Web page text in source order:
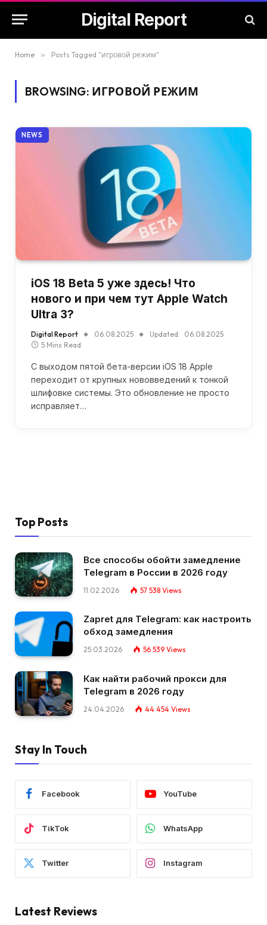
Digital Report
Home » Posts Tagged "игровой режим"
BROWSING: ИГРОВОЙ РЕЖИМ
NEWS
iOS 18 Beta 5 уже здесь! Что
нового и при чем тут Apple Watch
Ultra 3?
Digital Report 06.08.2025 Updated: 06.08.2025
5 Mins Read
С выходом пятой бета-версии iOS 18 Apple
переходит от крупных нововведений к тонкой
шлифовке системы. Это обновление не просто
исправляет…
Top Posts
Все способы обойти замедление
Telegram в России в 2026 году
11.02.2026 57 538 Views
Zapret для Telegram: как настроить
обход замедления
25.03.2026 56 539 Views
Как найти рабочий прокси для
Telegram в 2026 году
24.04.2026 44 454 Views
Stay In Touch
Facebook YouTube
TikTok WhatsApp
Twitter Instagram
Latest Reviews